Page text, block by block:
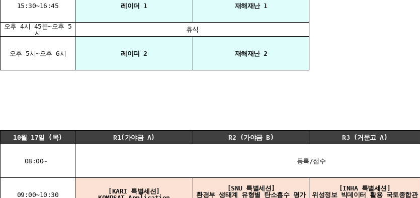
15:30~16:45 레이더 1 재해재난 1
오후 4시 45분~오후 5
시
휴식
오후 5시~오후 6시 레이더 2 재해재난 2
10월 17일 (목) R1(가야금 A) R2 (가야금 B) R3 (거문고 A)
08:00~ 등록/접수
09:00~10:30
[KARI 특별세션]
[SNU 특별세션]
환경부 생태계 유형별 탄소흡수 평가
[INHA 특별세션]
위성정보 빅데이터 활용 국토종합관